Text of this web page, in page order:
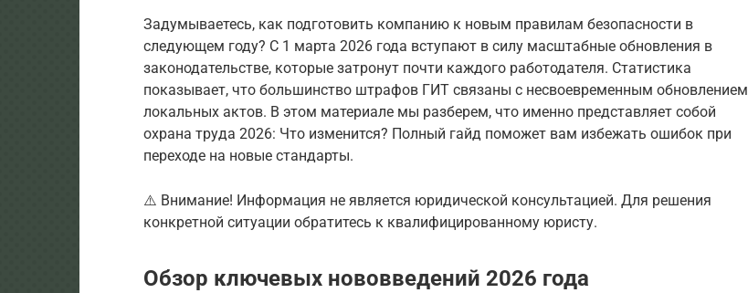
Задумываетесь, как подготовить компанию к новым правилам безопасности в
следующем году? С 1 марта 2026 года вступают в силу масштабные обновления в
законодательстве, которые затронут почти каждого работодателя. Статистика
показывает, что большинство штрафов ГИТ связаны с несвоевременным обновлением
локальных актов. В этом материале мы разберем, что именно представляет собой
охрана труда 2026: Что изменится? Полный гайд поможет вам избежать ошибок при
переходе на новые стандарты.
⚠️ Внимание! Информация не является юридической консультацией. Для решения
конкретной ситуации обратитесь к квалифицированному юристу.
Обзор ключевых нововведений 2026 года